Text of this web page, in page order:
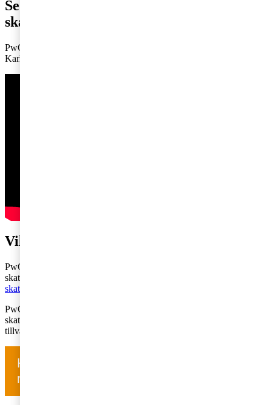
Se intervjun med Socialdemokraterna om
skatterna och valet 2026
PwC:s skatteexpert Ulrika Lundh Eriksson intervjuar Niklas
Karlsson från Socialdemokraterna. Se hela intervjun här, 15 minuter.
Vill du veta mer?
PwC intervjuar samtliga riksdagspartier om deras syn på
skattepolitiken inför valet 2026. Ta del av övriga intervjuer på
skatterna och valet
PwC arrangerar även ett seminarium i Almedalen med fokus på
skatternas roll i valet – som politiskt slagträ eller som grund för
tillväxt. Läs mer om seminariet
Har du frågor om skatt? Kontakta oss för
rådgivning